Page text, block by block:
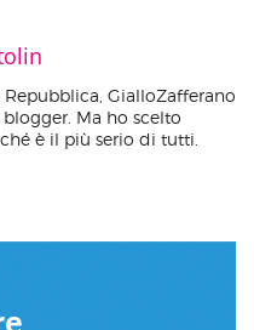
Repubblica, GialloZafferano
Ma ho scelto
è il più serio di tutti.